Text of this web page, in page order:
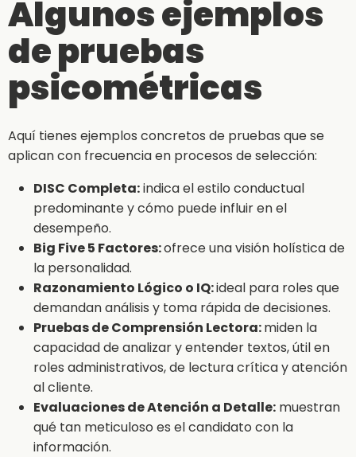
Algunos ejemplos
de pruebas
psicométricas
Aquí tienes ejemplos concretos de pruebas que se
aplican con frecuencia en procesos de selección:
DISC Completa:indica el estilo conductual
predominante y cómo puede influir en el
desempeño.
Big Five 5 Factores:ofrece una visión holística de
la personalidad.
Razonamiento Lógico o IQ:ideal para roles que
demandan análisis y toma rápida de decisiones.
Pruebas de Comprensión Lectora:miden la
capacidad de analizar y entender textos, útil en
roles administrativos, de lectura crítica y atención
al cliente.
Evaluaciones de Atención a Detalle: muestran
qué tan meticuloso es el candidato con la
información.